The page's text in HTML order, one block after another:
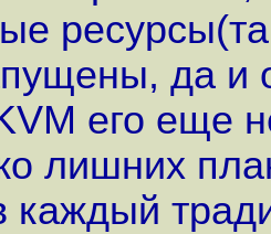
да и
его еще
лишних
каждый